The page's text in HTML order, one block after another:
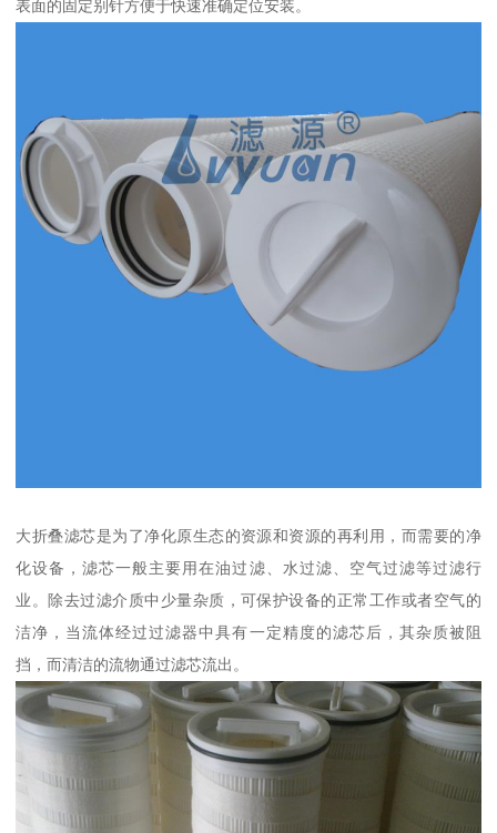
表面的固定别针方便于快速准确定位安装。
大折叠滤芯是为了净化原生态的资源和资源的再利用，而需要的净
化设备，滤芯一般主要用在油过滤、水过滤、空气过滤等过滤行
业。除去过滤介质中少量杂质，可保护设备的正常工作或者空气的
洁净，当流体经过过滤器中具有一定精度的滤芯后，其杂质被阻
挡，而清洁的流物通过滤芯流出。